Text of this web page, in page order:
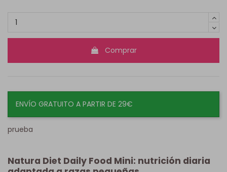
Comprar
ENVÍO GRATUITO A PARTIR DE 29€
prueba
Natura Diet Daily Food Mini: nutrición diaria